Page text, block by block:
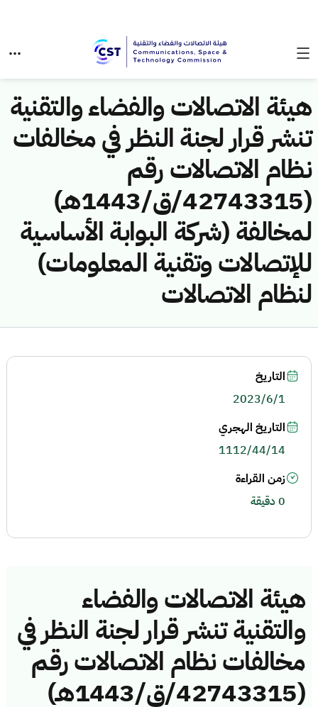
هيئة الاتصالات والفضاء والتقنية
تنشر قرار لجنة النظر في مخالفات
نظام الاتصالات رقم
(42743315/ق/1443هـ)
لمخالفة (شركة البوابة الأساسية
للإتصالات وتقنية المعلومات)
لنظام الاتصالات
هيئة الاتصالات والفضاء
والتقنية تنشر قرار لجنة النظر في
مخالفات نظام الاتصالات رقم
(42743315/ق/1443هـ)
التاريخ
2023/6/1
التاريخ الهجري
1112/44/14
زمن القراءة
0 دقيقة